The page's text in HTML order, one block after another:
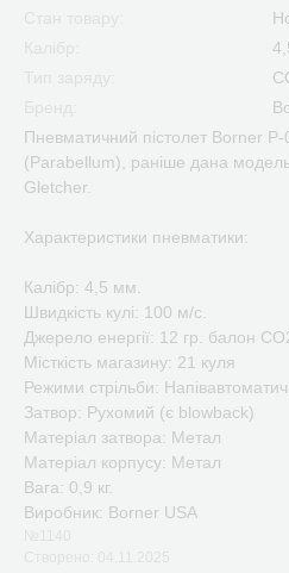
Пневматичний пістолет Borner
(Parabellum), раніше дана
Gletcher.
Характеристики пневматики:
Калібр: 4,5 мм.
Швидкість кулі: 100 м/с.
Джерело енергії: 12 гр. балон
Місткість магазину: 21 куля
Режими стрільби:
Затвор: Рухомий (є blowback)
Матеріал затвора: Метал
Матеріал корпусу: Метал
Вага: 0,9 кг.
Виробник: Borner USA